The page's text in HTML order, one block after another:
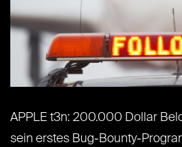
APPLE t3n: 200.000 Dollar
sein erstes Bug-Bounty-